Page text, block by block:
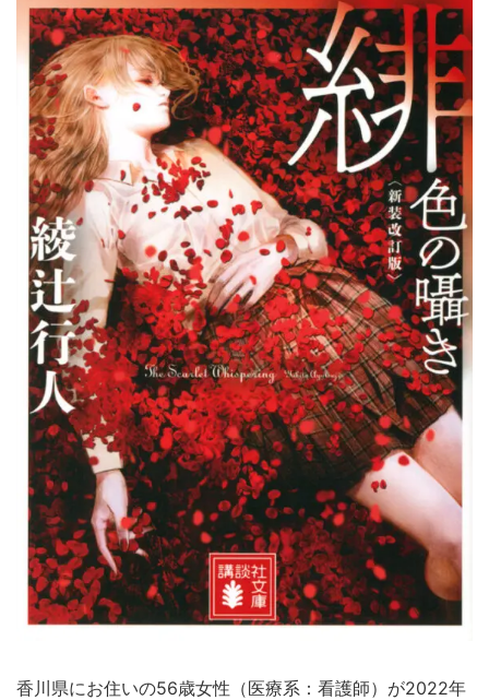
香川県にお住いの56歳女性（医療系：看護師）が2022年